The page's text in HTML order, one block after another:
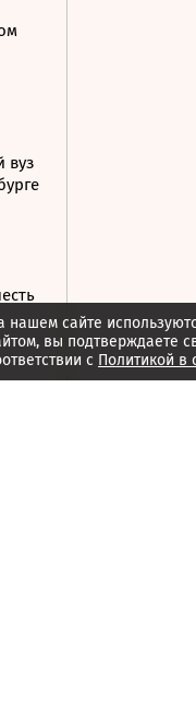
вуз
нашем сайте
вы подтверждаете
с Политикой в